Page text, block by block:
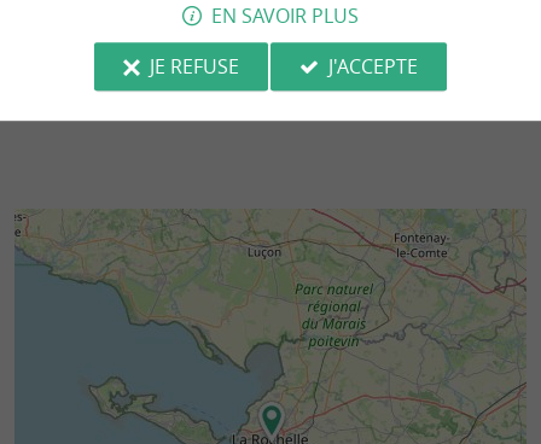
84 m - La Rochelle
EN SAVOIR PLUS
JE REFUSE
J'ACCEPTE